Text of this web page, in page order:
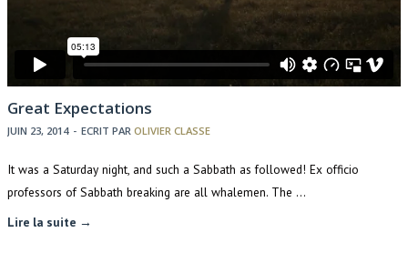
Great Expectations
JUIN 23, 2014 - ECRIT PAR OLIVIER CLASSE
It was a Saturday night, and such a Sabbath as followed! Ex officio
professors of Sabbath breaking are all whalemen. The …
Lire la suite →